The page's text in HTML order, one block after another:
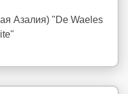
Азалия) "De Waeles